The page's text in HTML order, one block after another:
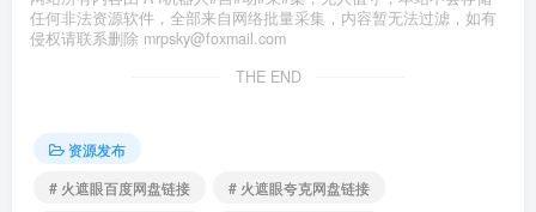
任何非法资源软件，全部来自网络批量采集，内容暂无法过滤，如有
侵权请联系删除 mrpsky@foxmail.com
THE END
资源发布
# 火遮眼百度网盘链接
# 火遮眼夸克网盘链接